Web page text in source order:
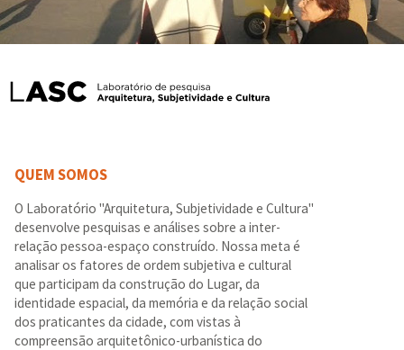
QUEM SOMOS
O Laboratório "Arquitetura, Subjetividade e Cultura"
desenvolve pesquisas e análises sobre a inter-
relação pessoa-espaço construído. Nossa meta é
analisar os fatores de ordem subjetiva e cultural
que participam da construção do Lugar, da
identidade espacial, da memória e da relação social
dos praticantes da cidade, com vistas à
compreensão arquitetônico-urbanística do